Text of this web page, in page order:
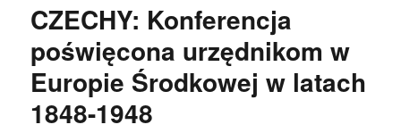
CZECHY: Konferencja
poświęcona urzędnikom w
Europie Środkowej w latach
1848-1948